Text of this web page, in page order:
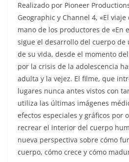
Realizado por Pioneer
Geographic y Channel 4, «El
mano de los productores de «En
sigue el desarrollo del cuerpo de
de su vida, desde el momento
por la crisis de la adolescencia
adulta y la vejez. El filme, que
lugares nunca antes vistos con
utiliza las últimas imágenes
efectos especiales y gráficos por
recrear el interior del cuerpo
nueva perspectiva sobre cómo
cuerpo, cómo crece y cómo